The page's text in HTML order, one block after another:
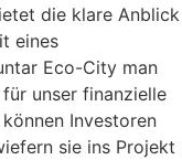
die klare Anblick
eines
Eco-City man
unser finanzielle
Investoren
sie ins Projekt